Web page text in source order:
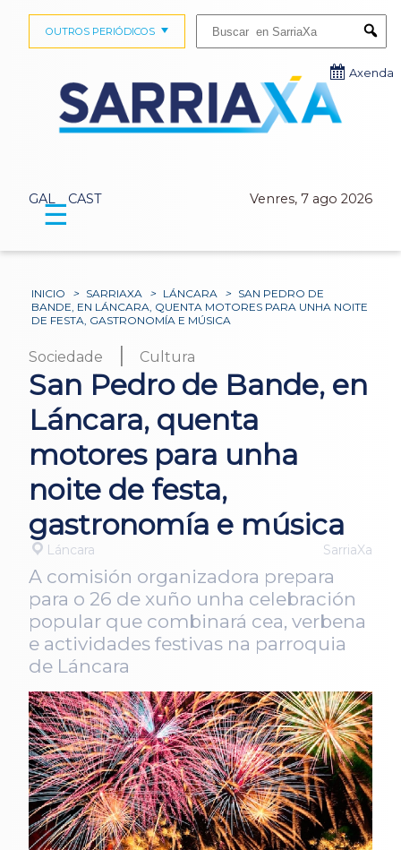
GAL CAST Venres, 7 ago 2026
OUTROS PERIÓDICOS
Axenda
☰
INICIO > SARRIAXA > LÁNCARA > SAN PEDRO DE
BANDE, EN LÁNCARA, QUENTA MOTORES PARA UNHA NOITE
DE FESTA, GASTRONOMÍA E MÚSICA
Sociedade | Cultura
San Pedro de Bande, en
Láncara, quenta
motores para unha
noite de festa,
gastronomía e música
Láncara SarriaXa
A comisión organizadora prepara
para o 26 de xuño unha celebración
popular que combinará cea, verbena
e actividades festivas na parroquia
de Láncara